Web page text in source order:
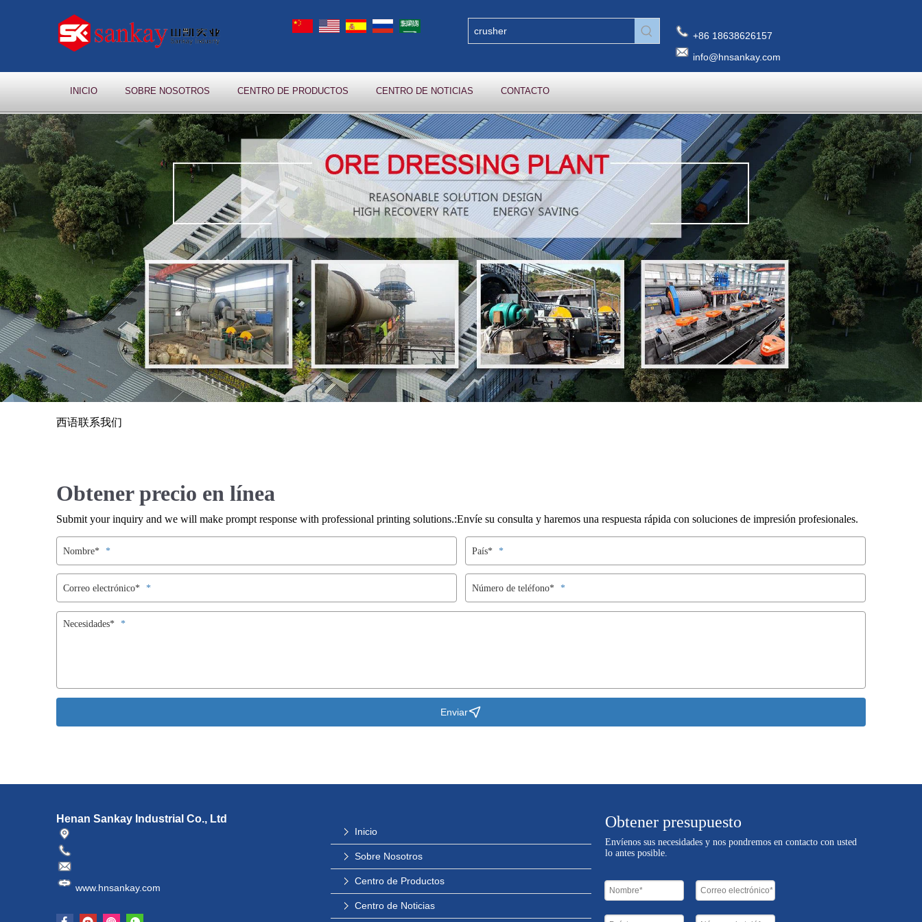
+86 18638626157
info@hnsankay.com
INICIO SOBRE NOSOTROS CENTRO DE PRODUCTOS CENTRO DE NOTICIAS CONTACTO
西语联系我们
Obtener precio en línea
Submit your inquiry and we will make prompt response with professional printing solutions.:Envíe su consulta y haremos una respuesta rápida con soluciones de impresión profesionales.
Nombre* País*
Correo electrónico* Número de teléfono*
Necesidades*
Enviar
Henan Sankay Industrial Co., Ltd
www.hnsankay.com
Inicio
Sobre Nosotros
Centro de Productos
Centro de Noticias
Obtener presupuesto
Envíenos sus necesidades y nos pondremos en contacto con usted
lo antes posible.